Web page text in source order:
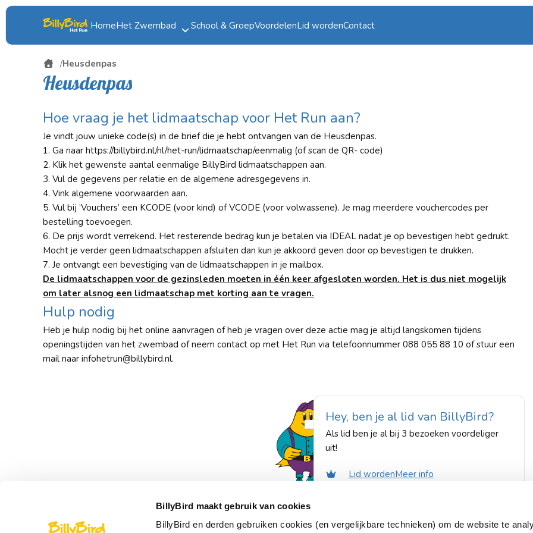
BillyBird maakt gebruik van cookies
BillyBird en derden gebruiken cookies (en vergelijkbare technieken) om de website te
HomeHet Zwembad
Dauwzwemmen
Recreatief zwemmen
Eten & Drinken
DoggyDay
School & GroepVoordelenLid wordenContact
Heusdenpas
Heusdenpas
Hoe vraag je het lidmaatschap voor Het Run aan?
Je vindt jouw unieke code(s) in de brief die je hebt ontvangen van de Heusdenpas.
1. Ga naar https://billybird.nl/nl/het-run/lidmaatschap/eenmalig (of scan de QR- code)
2. Klik het gewenste aantal eenmalige BillyBird lidmaatschappen aan.
3. Vul de gegevens per relatie en de algemene adresgegevens in.
4. Vink algemene voorwaarden aan.
5. Vul bij ‘Vouchers’ een KCODE (voor kind) of VCODE (voor volwassene). Je mag meerdere vouchercodes per
bestelling toevoegen.
6. De prijs wordt verrekend. Het resterende bedrag kun je betalen via IDEAL nadat je op bevestigen hebt gedrukt.
Mocht je verder geen lidmaatschappen afsluiten dan kun je akkoord geven door op bevestigen te drukken.
7. Je ontvangt een bevestiging van de lidmaatschappen in je mailbox.
De lidmaatschappen voor de gezinsleden moeten in één keer afgesloten worden. Het is dus niet mogelijk
om later alsnog een lidmaatschap met korting aan te vragen.
Hulp nodig
Heb je hulp nodig bij het online aanvragen of heb je vragen over deze actie mag je altijd langskomen tijdens
openingstijden van het zwembad of neem contact op met Het Run via telefoonnummer 088 055 88 10 of stuur een
mail naar infohetrun@billybird.nl.
Hey, ben je al lid van BillyBird?
Als lid ben je al bij 3 bezoeken voordeliger
uit!
Lid wordenMeer info
Snel naar Over BillyBird Voor partnerbedrijven